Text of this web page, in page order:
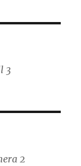
3
2